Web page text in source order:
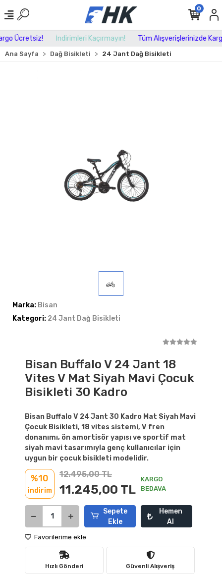
Ücretsiz! İndirimleri Kaçırmayın! Tüm Alışverişlerinizde
0
Ana Sayfa Dağ Bisikleti 24 Jant Dağ Bisikleti
Marka: Bisan
Kategori: 24 Jant Dağ Bisikleti
Bisan Buffalo V 24 Jant 18
Vites V Mat Siyah Mavi Çocuk
Bisikleti 30 Kadro
Bisan Buffalo V 24 Jant 30 Kadro Mat Siyah Mavi
Çocuk Bisikleti, 18 vites sistemi, V fren
donanımı, ön amortisör yapısı ve sportif mat
siyah mavi tasarımıyla genç kullanıcılar için
uygun bir çocuk bisikleti modelidir.
%10
indirim
12.495,00 TL
11.245,00 TL
KARGO
BEDAVA
Sepete
Ekle
Hemen
Al
Favorilerime ekle
Hızlı Gönderi Güvenli Alışveriş